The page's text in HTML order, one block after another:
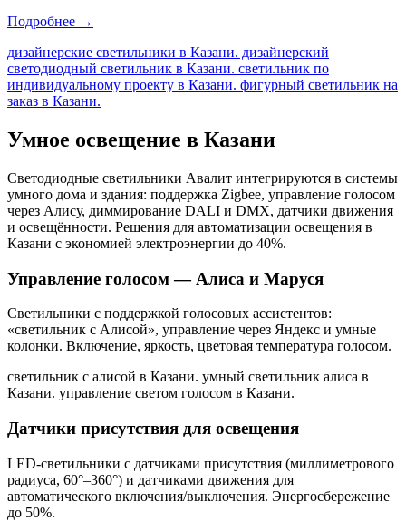
Подробнее →
дизайнерские светильники в Казани. дизайнерский
светодиодный светильник в Казани. светильник по
индивидуальному проекту в Казани. фигурный светильник на
заказ в Казани.
Умное освещение в Казани
Светодиодные светильники Авалит интегрируются в системы
умного дома и здания: поддержка Zigbee, управление голосом
через Алису, диммирование DALI и DMX, датчики движения
и освещённости. Решения для автоматизации освещения в
Казани с экономией электроэнергии до 40%.
Управление голосом — Алиса и Маруся
Светильники с поддержкой голосовых ассистентов:
«светильник с Алисой», управление через Яндекс и умные
колонки. Включение, яркость, цветовая температура голосом.
светильник с алисой в Казани. умный светильник алиса в
Казани. управление светом голосом в Казани.
Датчики присутствия для освещения
LED-светильники с датчиками присутствия (миллиметрового
радиуса, 60°–360°) и датчиками движения для
автоматического включения/выключения. Энергосбережение
до 50%.